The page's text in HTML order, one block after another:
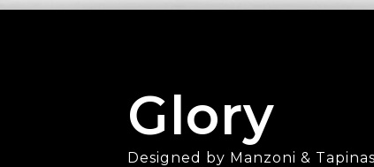
Glory
Designed by Manzoni &